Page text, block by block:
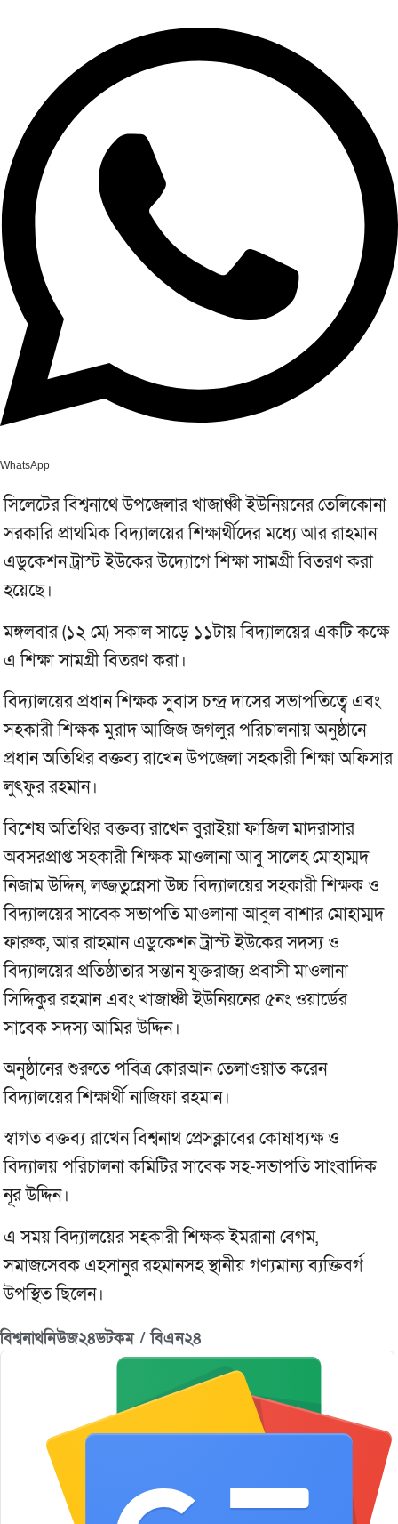
WhatsApp
সিলেটের বিশ্বনাথে উপজেলার খাজাঞ্চী ইউনিয়নের তেলিকোনা
সরকারি প্রাথমিক বিদ্যালয়ের শিক্ষার্থীদের মধ্যে আর রাহমান
এডুকেশন ট্রাস্ট ইউকের উদ্যোগে শিক্ষা সামগ্রী বিতরণ করা
হয়েছে।
মঙ্গলবার (১২ মে) সকাল সাড়ে ১১টায় বিদ্যালয়ের একটি কক্ষে
এ শিক্ষা সামগ্রী বিতরণ করা।
বিদ্যালয়ের প্রধান শিক্ষক সুবাস চন্দ্র দাসের সভাপতিত্বে এবং
সহকারী শিক্ষক মুরাদ আজিজ জগলুর পরিচালনায় অনুষ্ঠানে
প্রধান অতিথির বক্তব্য রাখেন উপজেলা সহকারী শিক্ষা অফিসার
লুৎফুর রহমান।
বিশেষ অতিথির বক্তব্য রাখেন বুরাইয়া ফাজিল মাদরাসার
অবসরপ্রাপ্ত সহকারী শিক্ষক মাওলানা আবু সালেহ মোহাম্মদ
নিজাম উদ্দিন, লজ্জতুন্নেসা উচ্চ বিদ্যালয়ের সহকারী শিক্ষক ও
বিদ্যালয়ের সাবেক সভাপতি মাওলানা আবুল বাশার মোহাম্মদ
ফারুক, আর রাহমান এডুকেশন ট্রাস্ট ইউকের সদস্য ও
বিদ্যালয়ের প্রতিষ্ঠাতার সন্তান যুক্তরাজ্য প্রবাসী মাওলানা
সিদ্দিকুর রহমান এবং খাজাঞ্চী ইউনিয়নের ৫নং ওয়ার্ডের
সাবেক সদস্য আমির উদ্দিন।
অনুষ্ঠানের শুরুতে পবিত্র কোরআন তেলাওয়াত করেন
বিদ্যালয়ের শিক্ষার্থী নাজিফা রহমান।
স্বাগত বক্তব্য রাখেন বিশ্বনাথ প্রেসক্লাবের কোষাধ্যক্ষ ও
বিদ্যালয় পরিচালনা কমিটির সাবেক সহ-সভাপতি সাংবাদিক
নূর উদ্দিন।
এ সময় বিদ্যালয়ের সহকারী শিক্ষক ইমরানা বেগম,
সমাজসেবক এহসানুর রহমানসহ স্থানীয় গণ্যমান্য ব্যক্তিবর্গ
উপস্থিত ছিলেন।
বিশ্বনাথনিউজ২৪ডটকম / বিএন২৪